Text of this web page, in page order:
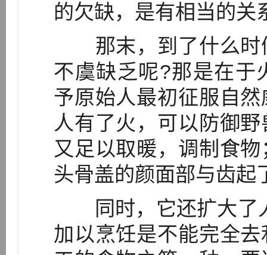
的欠缺，是有相当的关
那末，到了什么时
不虞缺乏呢?那是在于
予原始人最初征服自
人有了火，可以防御
又足以取暖，调制食
头骨盖的颜面部与齿起
同时，它还扩大了
加以烹饪是不能完全